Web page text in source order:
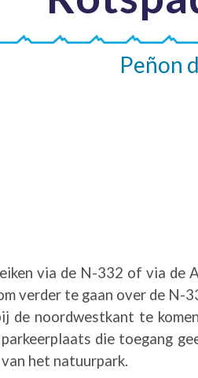
Peñon
via de N-332 of via de
verder te gaan over de N-
de noordwestkant te
die toegang
het natuurpark.